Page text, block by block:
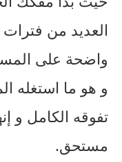
العديد من
واضحة على
و هو ما استغله
تفوقه الكامل و
مستحق.